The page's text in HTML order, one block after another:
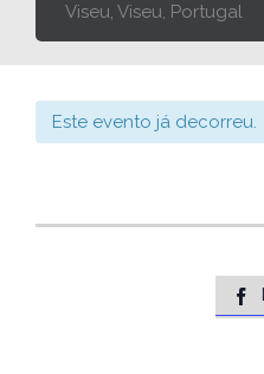
Viseu, Viseu, Portugal
Este evento já decorreu.
